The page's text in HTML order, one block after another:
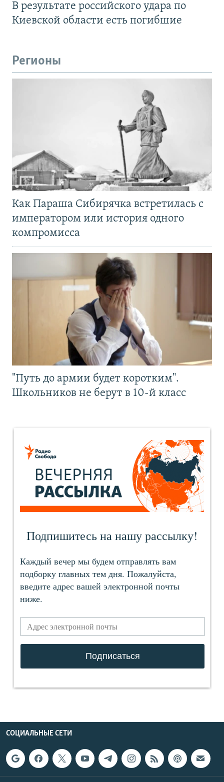
В результате российского удара по
Киевской области есть погибшие
Регионы
Как Параша Сибирячка встретилась с
императором или история одного
компромисса
"Путь до армии будет коротким".
Школьников не берут в 10-й класс
СОЦИАЛЬНЫЕ СЕТИ